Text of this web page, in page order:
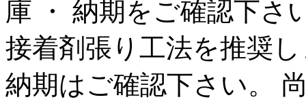
庫 ・ 納期をご確認下さ
接着剤張り工法を推奨
納期はご確認下さい。